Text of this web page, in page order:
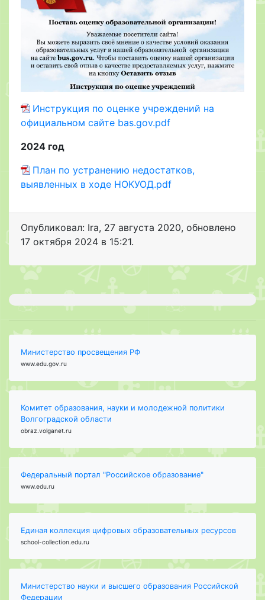
Инструкция по оценке учреждений на
официальном сайте bas.gov.pdf
2024 год
План по устранению недостатков,
выявленных в ходе НОКУОД.pdf
Опубликовал: Ira, 27 августа 2020, обновлено
17 октября 2024 в 15:21.
Министерство просвещения РФ
www.edu.gov.ru
Комитет образования, науки и молодежной политики
Волгоградской области
obraz.volganet.ru
Федеральный портал "Российское образование"
www.edu.ru
Единая коллекция цифровых образовательных ресурсов
school-collection.edu.ru
Министерство науки и высшего образования Российской
Федерации